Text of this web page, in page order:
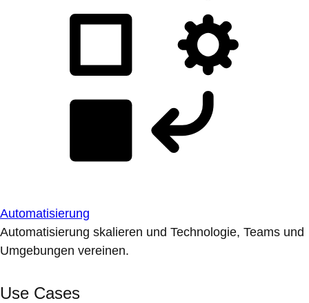
Automatisierung
Automatisierung skalieren und Technologie, Teams und
Umgebungen vereinen.
Use Cases